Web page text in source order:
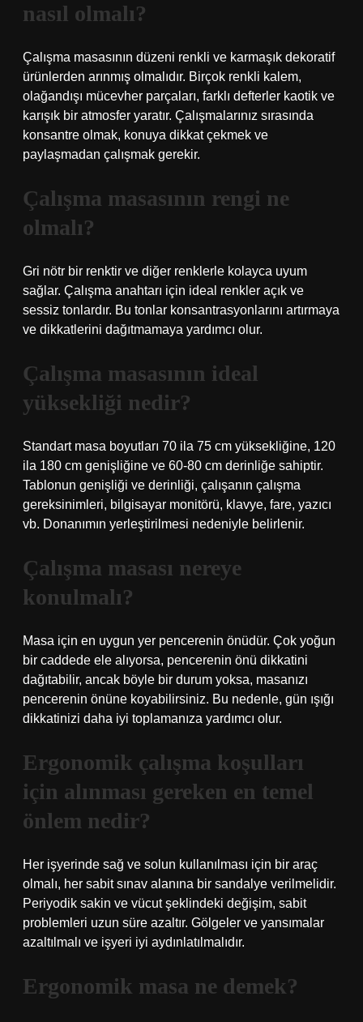
nasıl olmalı?
Çalışma masasının düzeni renkli ve karmaşık dekoratif
ürünlerden arınmış olmalıdır. Birçok renkli kalem,
olağandışı mücevher parçaları, farklı defterler kaotik ve
karışık bir atmosfer yaratır. Çalışmalarınız sırasında
konsantre olmak, konuya dikkat çekmek ve
paylaşmadan çalışmak gerekir.
Çalışma masasının rengi ne
olmalı?
Gri nötr bir renktir ve diğer renklerle kolayca uyum
sağlar. Çalışma anahtarı için ideal renkler açık ve
sessiz tonlardır. Bu tonlar konsantrasyonlarını artırmaya
ve dikkatlerini dağıtmamaya yardımcı olur.
Çalışma masasının ideal
yüksekliği nedir?
Standart masa boyutları 70 ila 75 cm yüksekliğine, 120
ila 180 cm genişliğine ve 60-80 cm derinliğe sahiptir.
Tablonun genişliği ve derinliği, çalışanın çalışma
gereksinimleri, bilgisayar monitörü, klavye, fare, yazıcı
vb. Donanımın yerleştirilmesi nedeniyle belirlenir.
Çalışma masası nereye
konulmalı?
Masa için en uygun yer pencerenin önüdür. Çok yoğun
bir caddede ele alıyorsa, pencerenin önü dikkatini
dağıtabilir, ancak böyle bir durum yoksa, masanızı
pencerenin önüne koyabilirsiniz. Bu nedenle, gün ışığı
dikkatinizi daha iyi toplamanıza yardımcı olur.
Ergonomik çalışma koşulları
için alınması gereken en temel
önlem nedir?
Her işyerinde sağ ve solun kullanılması için bir araç
olmalı, her sabit sınav alanına bir sandalye verilmelidir.
Periyodik sakin ve vücut şeklindeki değişim, sabit
problemleri uzun süre azaltır. Gölgeler ve yansımalar
azaltılmalı ve işyeri iyi aydınlatılmalıdır.
Ergonomik masa ne demek?